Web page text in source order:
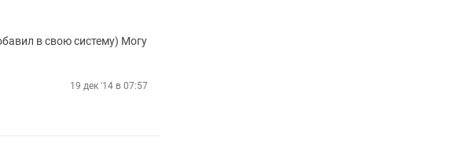
в свою систему) Могу
19 дек '14 в 07:57